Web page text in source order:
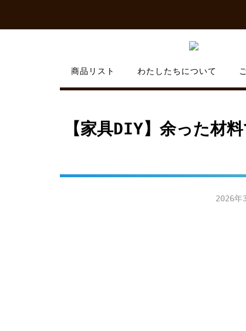
content
商品リスト わたしたちについて
【家具DIY】余った材
2026年